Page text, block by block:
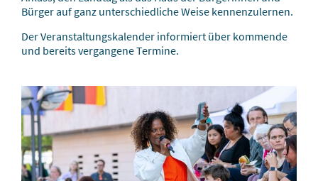
Bürger auf ganz unterschiedliche Weise kennenzulernen.
Der Veranstaltungskalender informiert über kommende
und bereits vergangene Termine.